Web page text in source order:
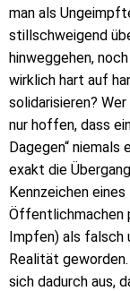
man als
stillschweigend
hinweggehen,
wirklich hart auf
solidarisieren?
nur hoffen, dass
Dagegen“
exakt die
Kennzeichen
Öffentlichmachen
Impfen) als falsch
Realität
sich dadurch aus,